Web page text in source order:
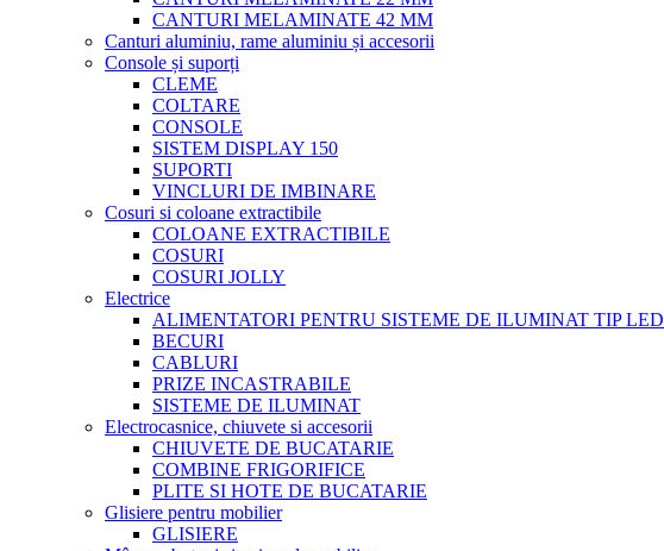
CANTURI MELAMINATE 42 MM
Canturi aluminiu, rame aluminiu și accesorii
Console și suporți
CLEME
COLTARE
CONSOLE
SISTEM DISPLAY 150
SUPORTI
VINCLURI DE IMBINARE
Cosuri si coloane extractibile
COLOANE EXTRACTIBILE
COSURI
COSURI JOLLY
Electrice
ALIMENTATORI PENTRU SISTEME DE ILUMINAT TIP LED
BECURI
CABLURI
PRIZE INCASTRABILE
SISTEME DE ILUMINAT
Electrocasnice, chiuvete si accesorii
CHIUVETE DE BUCATARIE
COMBINE FRIGORIFICE
PLITE SI HOTE DE BUCATARIE
Glisiere pentru mobilier
GLISIERE